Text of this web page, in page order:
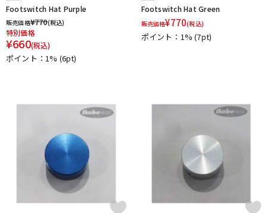
アンプ エフェクター
配信/ライブ機器 楽器アクセサリ
中古 ヴィンテージ
Footswitch Hat Purple
販売価格¥770(税込)
特別価格
¥660(税込)
ポイント：1% (6pt)
Footswitch Hat Green
販売価格¥770(税込)
ポイント：1%(7pt)